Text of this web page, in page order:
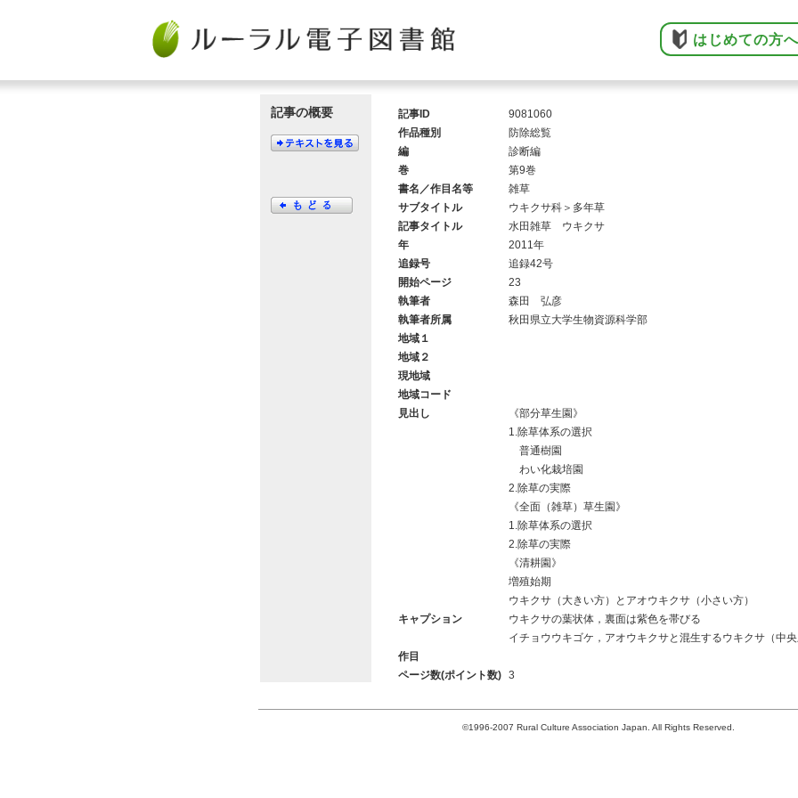
はじめての方へ
記事の概要 記事ID
9081060
作品種別
防除総覧
編
診断編
巻
第9巻
書名／作目名等
雑草
サブタイトル
ウキクサ科＞多年草
記事タイトル
水田雑草 ウキクサ
年
2011年
追録号
追録42号
開始ページ
23
執筆者
森田 弘彦
執筆者所属
秋田県立大学生物資源科学部
地域１
地域２
現地域
地域コード
見出し
《部分草生園》
1.除草体系の選択
普通樹園
わい化栽培園
2.除草の実際
《全面（雑草）草生園》
1.除草体系の選択
2.除草の実際
《清耕園》
増殖始期
ウキクサ（大きい方）とアオウキクサ（小さい方）
キャプション
ウキクサの葉状体，裏面は紫色を帯びる
イチョウウキゴケ，アオウキクサと混生するウキクサ（中
作目
ページ数(ポイント数)
3
©1996-2007 Rural Culture Association Japan. All Rights Reserved.